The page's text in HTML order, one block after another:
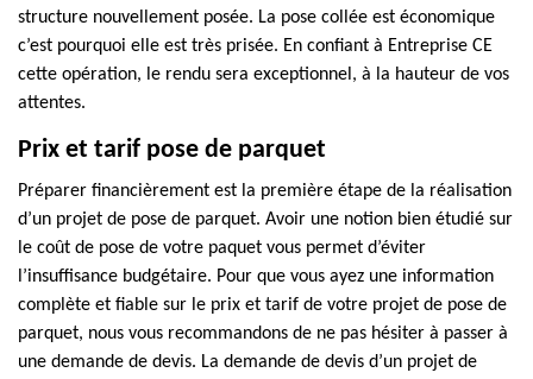
structure nouvellement posée. La pose collée est économique
c’est pourquoi elle est très prisée. En confiant à Entreprise CE
cette opération, le rendu sera exceptionnel, à la hauteur de vos
attentes.
Prix et tarif pose de parquet
Préparer financièrement est la première étape de la réalisation
d’un projet de pose de parquet. Avoir une notion bien étudié sur
le coût de pose de votre paquet vous permet d’éviter
l’insuffisance budgétaire. Pour que vous ayez une information
complète et fiable sur le prix et tarif de votre projet de pose de
parquet, nous vous recommandons de ne pas hésiter à passer à
une demande de devis. La demande de devis d’un projet de